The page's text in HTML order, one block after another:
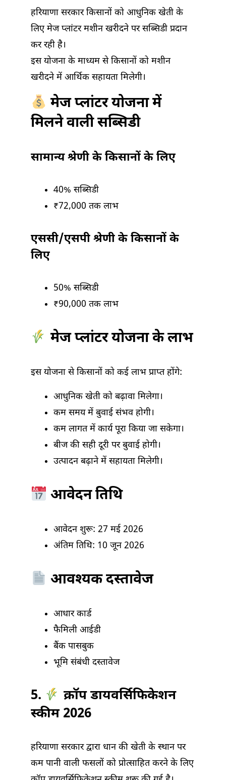
हरियाणा सरकार किसानों को आधुनिक खेती के
लिए मेज प्लांटर मशीन खरीदने पर सब्सिडी प्रदान
कर रही है।
इस योजना के माध्यम से किसानों को मशीन
खरीदने में आर्थिक सहायता मिलेगी।
मेज प्लांटर योजना में
मिलने वाली सब्सिडी
सामान्य श्रेणी के किसानों के लिए
40% सब्सिडी
₹72,000 तक लाभ
एससी/एसपी श्रेणी के किसानों के
लिए
50% सब्सिडी
₹90,000 तक लाभ
मेज प्लांटर योजना के लाभ
इस योजना से किसानों को कई लाभ प्राप्त होंगे:
आधुनिक खेती को बढ़ावा मिलेगा।
कम समय में बुवाई संभव होगी।
कम लागत में कार्य पूरा किया जा सकेगा।
बीज की सही दूरी पर बुवाई होगी।
उत्पादन बढ़ाने में सहायता मिलेगी।
आवेदन तिथि
आवेदन शुरू: 27 मई 2026
अंतिम तिथि: 10 जून 2026
आवश्यक दस्तावेज
आधार कार्ड
फैमिली आईडी
बैंक पासबुक
भूमि संबंधी दस्तावेज
5.
क्रॉप डायवर्सिफिकेशन
स्कीम 2026
हरियाणा सरकार द्वारा धान की खेती के स्थान पर
कम पानी वाली फसलों को प्रोत्साहित करने के लिए